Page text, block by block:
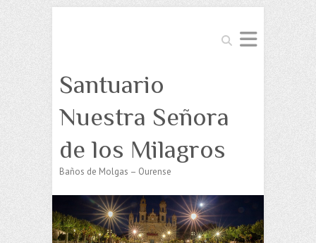
Buscar
Santuario
Nuestra Señora
de los Milagros
Baños de Molgas – Ourense